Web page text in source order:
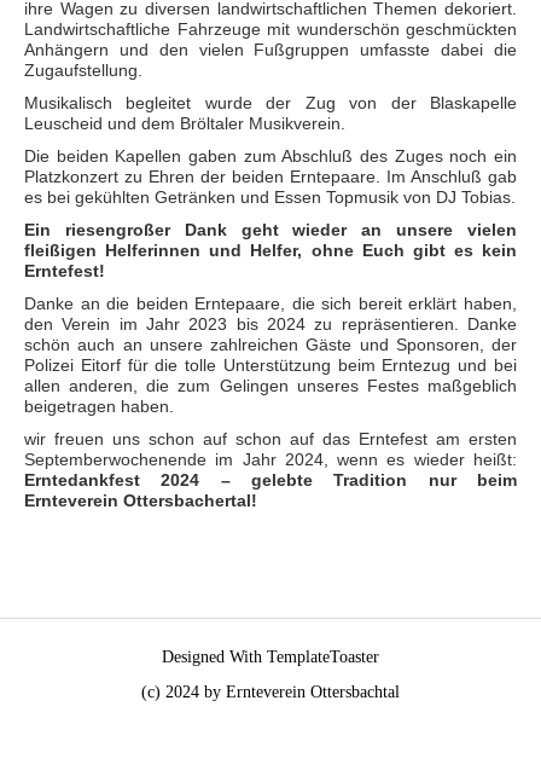
ihre Wagen zu diversen landwirtschaftlichen Themen dekoriert.
Landwirtschaftliche Fahrzeuge mit wunderschön geschmückten
Anhängern und den vielen Fußgruppen umfasste dabei die
Zugaufstellung.
Musikalisch begleitet wurde der Zug von der Blaskapelle
Leuscheid und dem Bröltaler Musikverein.
Die beiden Kapellen gaben zum Abschluß des Zuges noch ein
Platzkonzert zu Ehren der beiden Erntepaare. Im Anschluß gab
es bei gekühlten Getränken und Essen Topmusik von DJ Tobias.
Ein riesengroßer Dank geht wieder an unsere vielen
fleißigen Helferinnen und Helfer, ohne Euch gibt es kein
Erntefest!
Danke an die beiden Erntepaare, die sich bereit erklärt haben,
den Verein im Jahr 2023 bis 2024 zu repräsentieren. Danke
schön auch an unsere zahlreichen Gäste und Sponsoren, der
Polizei Eitorf für die tolle Unterstützung beim Erntezug und bei
allen anderen, die zum Gelingen unseres Festes maßgeblich
beigetragen haben.
wir freuen uns schon auf schon auf das Erntefest am ersten
Septemberwochenende im Jahr 2024, wenn es wieder heißt:
Erntedankfest 2024 – gelebte Tradition nur beim
Ernteverein Ottersbachertal!
(c) 2024 by Ernteverein Ottersbachtal
Designed With TemplateToaster